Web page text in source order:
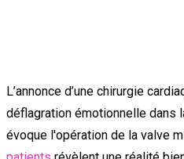
L’annonce d’une chirurgie
déflagration émotionnelle dans
évoque l'opération de la valve